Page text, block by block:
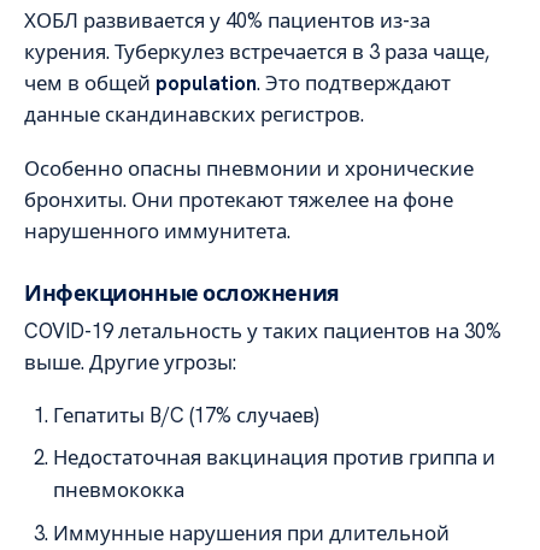
ХОБЛ развивается у 40% пациентов из-за
курения. Туберкулез встречается в 3 раза чаще,
чем в общей population. Это подтверждают
данные скандинавских регистров.
Особенно опасны пневмонии и хронические
бронхиты. Они протекают тяжелее на фоне
нарушенного иммунитета.
Инфекционные осложнения
COVID-19 летальность у таких пациентов на 30%
выше. Другие угрозы:
Гепатиты B/C (17% случаев)
Недостаточная вакцинация против гриппа и
пневмококка
Иммунные нарушения при длительной